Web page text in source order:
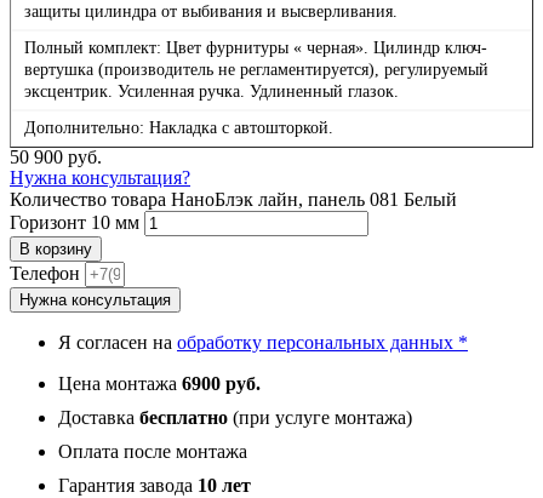
защиты цилиндра от выбивания и высверливания.
Полный комплект: Цвет фурнитуры « черная». Цилиндр ключ-
вертушка (производитель не регламентируется), регулируемый
эксцентрик. Усиленная ручка. Удлиненный глазок.
Дополнительно: Накладка с автошторкой.
50 900 руб.
Нужна консультация?
Количество товара НаноБлэк лайн, панель 081 Белый
Горизонт 10 мм
В корзину
Телефон
Нужна консультация
Я согласен на обработку персональных данных *
Цена монтажа 6900 руб.
Доставка бесплатно (при услуге монтажа)
Оплата после монтажа
Гарантия завода 10 лет